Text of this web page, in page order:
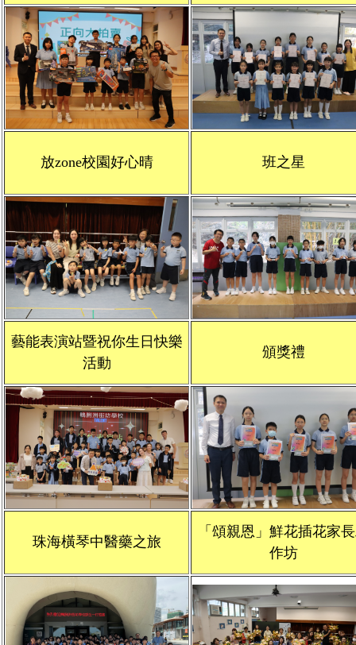
放zone校園好心晴 班之星
藝能表演站暨祝你生日快樂
活動
頒獎禮
珠海橫琴中醫藥之旅
「頌親恩」鮮花插花家
作坊